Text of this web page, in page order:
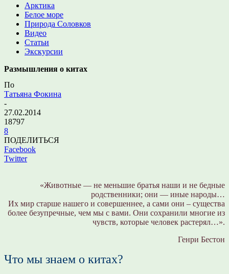
Арктика
Белое море
Природа Соловков
Видео
Статьи
Экскурсии
Размышления о китах
По
Татьяна Фокина
-
27.02.2014
18797
8
ПОДЕЛИТЬСЯ
Facebook
Twitter
«Животные — не меньшие братья наши и не бедные
родственники; они — иные народы…
Их мир старше нашего и совершеннее, а сами они – существа
более безупречные, чем мы с вами. Они сохранили многие из
чувств, которые человек растерял…».
Генри Бестон
Что мы знаем о китах?